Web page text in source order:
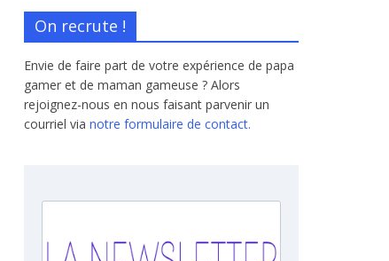
On recrute !
Envie de faire part de votre expérience de papa
gamer et de maman gameuse ? Alors
rejoignez-nous en nous faisant parvenir un
courriel via notre formulaire de contact.